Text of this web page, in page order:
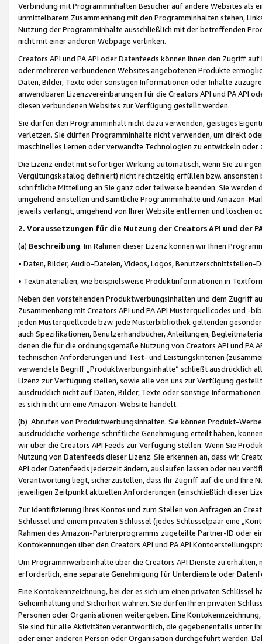
Verbindung mit Programminhalten Besucher auf andere Websites als
unmittelbarem Zusammenhang mit den Programminhalten stehen,
Nutzung der Programminhalte ausschließlich mit der betreffenden
nicht mit einer anderen Webpage verlinken.
Creators API und PA API oder Datenfeeds können Ihnen den Zugriff
oder mehreren verbundenen Websites angebotenen Produkte
Daten, Bilder, Texte oder sonstigen Informationen oder Inhalte
anwendbaren Lizenzvereinbarungen für die Creators API und PA API
diesen verbundenen Websites zur Verfügung gestellt werden.
Sie dürfen den Programminhalt nicht dazu verwenden, geistiges
verletzen. Sie dürfen Programminhalte nicht verwenden, um direkt
maschinelles Lernen oder verwandte Technologien zu entwickeln
Die Lizenz endet mit sofortiger Wirkung automatisch, wenn Sie zu
Vergütungskatalog definiert) nicht rechtzeitig erfüllen bzw. ansonsten
schriftliche Mitteilung an Sie ganz oder teilweise beenden. Sie werden
umgehend einstellen und sämtliche Programminhalte und Amazon-
jeweils verlangt, umgehend von Ihrer Website entfernen und löschen
2. Voraussetzungen für die Nutzung der Creators API und der
(a) Beschreibung. Im Rahmen dieser Lizenz können wir Ihnen
• Daten, Bilder, Audio-Dateien, Videos, Logos, Benutzerschnittstellen-
• Textmaterialien, wie beispielsweise Produktinformationen in
Neben den vorstehenden Produktwerbungsinhalten und dem Zugriff
Zusammenhang mit Creators API und PA API Musterquellcodes und
jeden Musterquellcode bzw. jede Musterbibliothek geltenden
auch Spezifikationen, Benutzerhandbücher, Anleitungen,
denen die für die ordnungsgemäße Nutzung von Creators API und PA
technischen Anforderungen und Test- und Leistungskriterien
verwendete Begriff „Produktwerbungsinhalte“ schließt ausdrücklich
Lizenz zur Verfügung stellen, sowie alle von uns zur Verfügung
ausdrücklich nicht auf Daten, Bilder, Texte oder sonstige
es sich nicht um eine Amazon-Website handelt.
(b) Abrufen von Produktwerbungsinhalten. Sie können Produkt-
ausdrückliche vorherige schriftliche Genehmigung erteilt haben,
wir über die Creators API Feeds zur Verfügung stellen. Wenn Sie
Nutzung von Datenfeeds dieser Lizenz. Sie erkennen an, dass wir
API oder Datenfeeds jederzeit ändern, auslaufen lassen oder neu
Verantwortung liegt, sicherzustellen, dass Ihr Zugriff auf die und Ihre
jeweiligen Zeitpunkt aktuellen Anforderungen (einschließlich dieser
Zur Identifizierung Ihres Kontos und zum Stellen von Anfragen an
Schlüssel und einem privaten Schlüssel (jedes Schlüsselpaar eine
Rahmen des Amazon-Partnerprogramms zugeteilte Partner-ID oder
Kontokennungen über den Creators API und PA API
Um Programmwerbeinhalte über die Creators API Dienste zu
erforderlich, eine separate Genehmigung für Unterdienste oder
Eine Kontokennzeichnung, bei der es sich um einen privaten
Geheimhaltung und Sicherheit wahren. Sie dürfen Ihren privaten
Personen oder Organisationen weitergeben. Eine
Sie sind für alle Aktivitäten verantwortlich, die gegebenenfalls unter
oder einer anderen Person oder Organisation durchgeführt werden.